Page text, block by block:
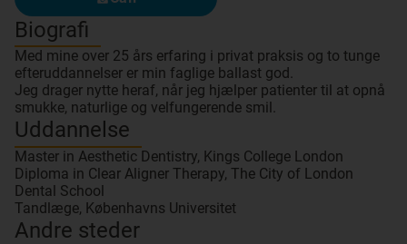
Biografi
Med mine over 25 års erfaring i privat praksis og to tunge
efteruddannelser er min faglige ballast god.
Jeg drager nytte heraf, når jeg hjælper patienter til at opnå
smukke, naturlige og velfungerende smil.
Uddannelse
Master in Aesthetic Dentistry, Kings College London
Diploma in Clear Aligner Therapy, The City of London
Dental School
Tandlæge, Københavns Universitet
Andre steder